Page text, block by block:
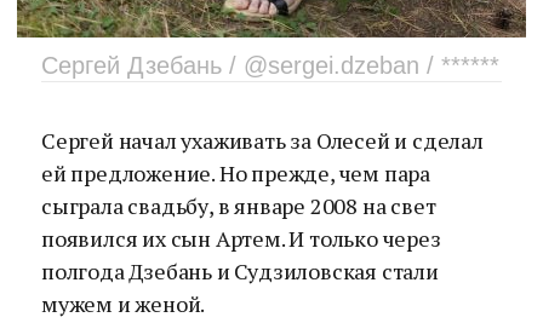
Сергей Дзебань / @sergei.dzeban / ******
Сергей начал ухаживать за Олесей и сделал
ей предложение. Но прежде, чем пара
сыграла свадьбу, в январе 2008 на свет
появился их сын Артем. И только через
полгода Дзебань и Судзиловская стали
мужем и женой.